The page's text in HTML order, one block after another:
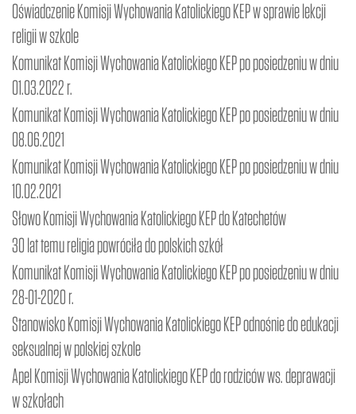
Oświadczenie Komisji Wychowania Katolickiego KEP w sprawie lekcji
religii w szkole
Komunikat Komisji Wychowania Katolickiego KEP po posiedzeniu w dniu
01.03.2022 r.
Komunikat Komisji Wychowania Katolickiego KEP po posiedzeniu w dniu
08.06.2021
Komunikat Komisji Wychowania Katolickiego KEP po posiedzeniu w dniu
10.02.2021
Słowo Komisji Wychowania Katolickiego KEP do Katechetów
30 lat temu religia powróciła do polskich szkół
Komunikat Komisji Wychowania Katolickiego KEP po posiedzeniu w dniu
28-01-2020 r.
Stanowisko Komisji Wychowania Katolickiego KEP odnośnie do edukacji
seksualnej w polskiej szkole
Apel Komisji Wychowania Katolickiego KEP do rodziców ws. deprawacji
w szkołach